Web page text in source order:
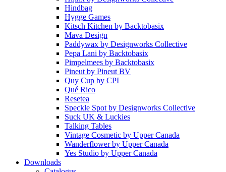
Hindbag
Hygge Games
Kitsch Kitchen by Backtobasix
Mava Design
Paddywax by Designworks Collective
Pepa Lani by Backtobasix
Pimpelmees by Backtobasix
Pineut by Pineut BV
Quy Cup by CPI
Qué Rico
Resetea
Speckle Spot by Designworks Collective
Suck UK & Luckies
Talking Tables
Vintage Cosmetic by Upper Canada
Wanderflowerby Upper Canada
Yes Studio by Upper Canada
Downloads